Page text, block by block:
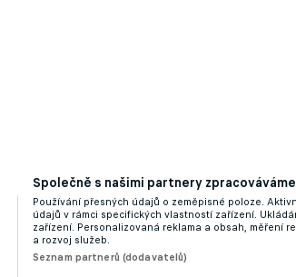
Společně s našimi partnery
Používání přesných údajů o zeměpisné poloze.
údajů v rámci specifických vlastností zařízení.
zařízení. Personalizovaná reklama a obsah, měření
a rozvoj služeb.
Seznam partnerů (dodavatelů)